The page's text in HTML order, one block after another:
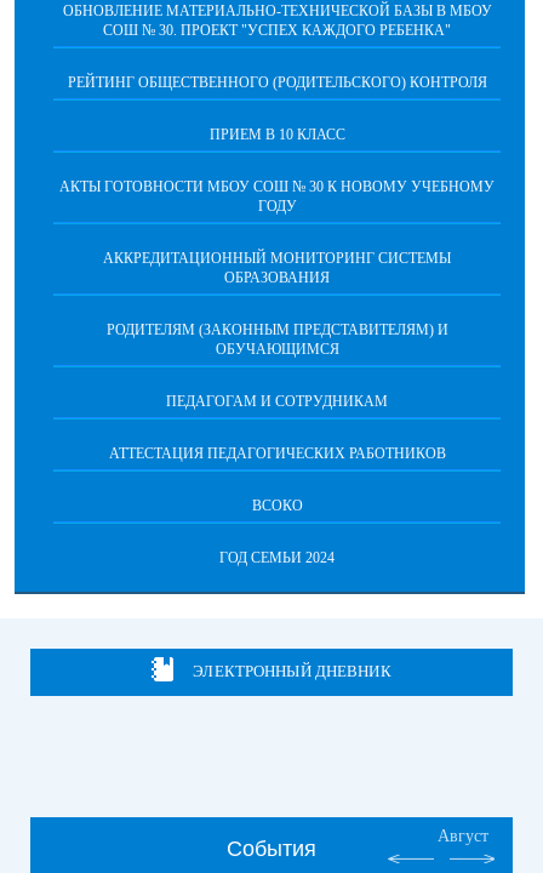
ОБНОВЛЕНИЕ МАТЕРИАЛЬНО-ТЕХНИЧЕСКОЙ БАЗЫ В МБОУ
СОШ № 30. ПРОЕКТ "УСПЕХ КАЖДОГО РЕБЕНКА"
РЕЙТИНГ ОБЩЕСТВЕННОГО (РОДИТЕЛЬСКОГО) КОНТРОЛЯ
ПРИЕМ В 10 КЛАСС
АКТЫ ГОТОВНОСТИ МБОУ СОШ № 30 К НОВОМУ УЧЕБНОМУ
ГОДУ
АККРЕДИТАЦИОННЫЙ МОНИТОРИНГ СИСТЕМЫ
ОБРАЗОВАНИЯ
РОДИТЕЛЯМ (ЗАКОННЫМ ПРЕДСТАВИТЕЛЯМ) И
ОБУЧАЮЩИМСЯ
ПЕДАГОГАМ И СОТРУДНИКАМ
АТТЕСТАЦИЯ ПЕДАГОГИЧЕСКИХ РАБОТНИКОВ
ВСОКО
ГОД СЕМЬИ 2024
ЭЛЕКТРОННЫЙ ДНЕВНИК
События
Август